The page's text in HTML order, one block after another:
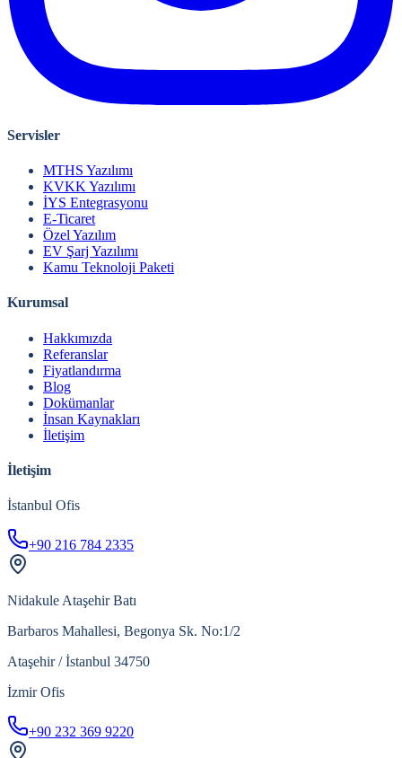
Servisler
MTHS Yazılımı
KVKK Yazılımı
İYS Entegrasyonu
E-Ticaret
Özel Yazılım
EV Şarj Yazılımı
Kamu Teknoloji Paketi
Kurumsal
Hakkımızda
Referanslar
Fiyatlandırma
Blog
Dokümanlar
İnsan Kaynakları
İletişim
İletişim
İstanbul Ofis
+90 216 784 2335
Nidakule Ataşehir Batı
Barbaros Mahallesi, Begonya Sk. No:1/2
Ataşehir / İstanbul 34750
İzmir Ofis
+90 232 369 9220